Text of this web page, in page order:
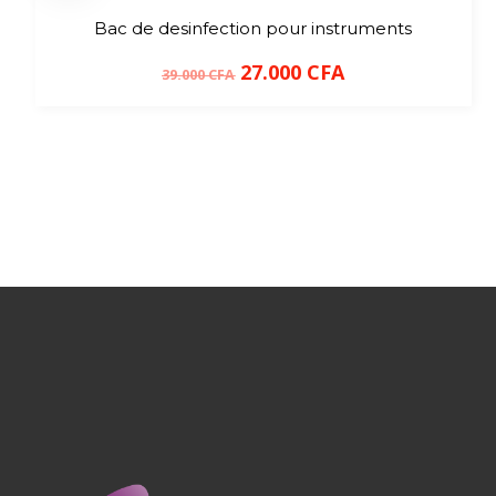
Bac de desinfection pour instruments
39.000CFA 27.000 CFA